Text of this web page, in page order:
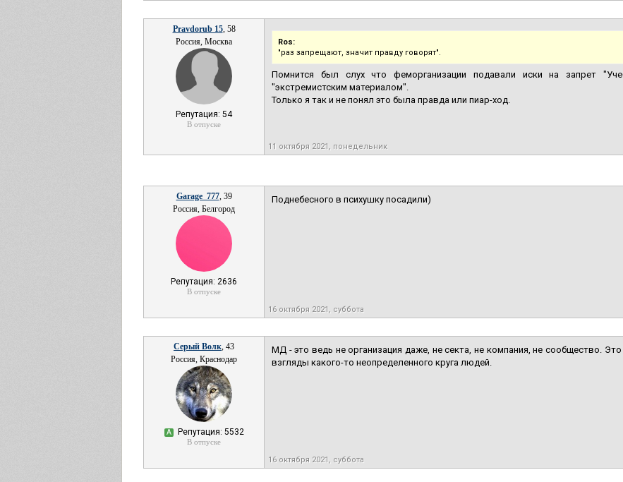
Pravdorub 15, 58
Россия, Москва
Репутация: 54
В отпуске
Ros:
"раз запрещают, значит правду говорят".
Помнится был слух что феморганизации подавали иски на запрет
"экстремистским материалом".
Только я так и не понял это была правда или пиар-ход.
11 октября 2021, понедельник
Garage_777, 39
Россия, Белгород
Репутация: 2636
В отпуске
Поднебесного в психушку посадили)
16 октября 2021, суббота
Серый Волк, 43
Россия, Краснодар
А Репутация: 5532
В отпуске
МД - это ведь не организация даже, не секта, не компания, не сообщество.
взгляды какого-то неопределенного круга людей.
16 октября 2021, суббота